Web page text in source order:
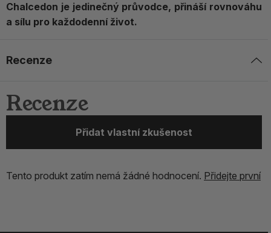
Chalcedon je jedinečný průvodce, přináší rovnováhu
a sílu pro každodenní život.
Recenze
Recenze
Přidat vlastní zkušenost
Tento produkt zatím nemá žádné hodnocení. Přidejte první